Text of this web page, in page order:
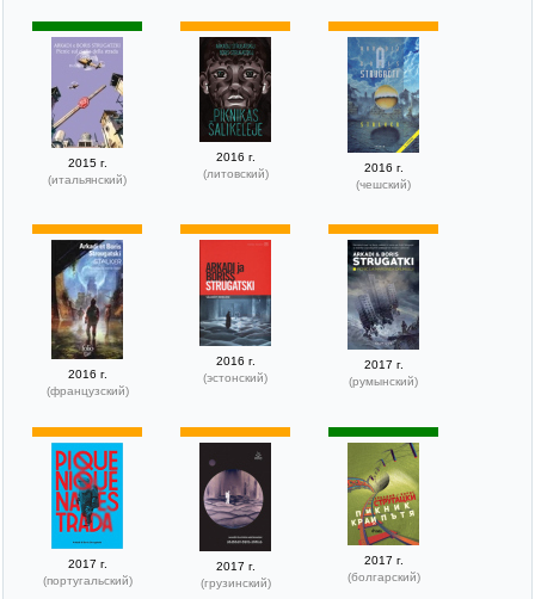
2015 г.
(итальянский)
2016 г.
(литовский)
2016 г.
(чешский)
2016 г.
(французский)
2016 г.
(эстонский)
2017 г.
(румынский)
2017 г.
(португальский)
2017 г.
(грузинский)
2017 г.
(болгарский)